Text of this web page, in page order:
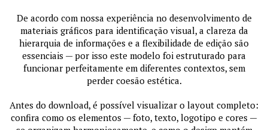
De acordo com nossa experiência no desenvolvimento de
materiais gráficos para identificação visual, a clareza da
hierarquia de informações e a flexibilidade de edição são
essenciais — por isso este modelo foi estruturado para
funcionar perfeitamente em diferentes contextos, sem
perder coesão estética.
Antes do download, é possível visualizar o layout completo:
confira como os elementos — foto, texto, logotipo e cores —